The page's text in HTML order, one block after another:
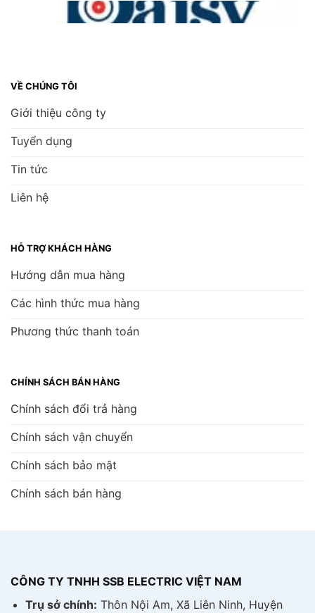
VỀ CHÚNG TÔI
Giới thiệu công ty
Tuyển dụng
Tin tức
Liên hệ
HỖ TRỢ KHÁCH HÀNG
Hướng dẫn mua hàng
Các hình thức mua hàng
Phương thức thanh toán
CHÍNH SÁCH BÁN HÀNG
Chính sách đổi trả hàng
Chính sách vận chuyển
Chính sách bảo mật
Chính sách bán hàng
CÔNG TY TNHH SSB ELECTRIC VIỆT NAM
Trụ sở chính: Thôn Nội Am, Xã Liên Ninh, Huyện